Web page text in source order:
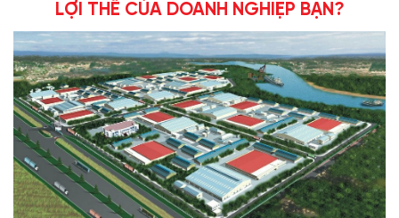
LỢI THẾ CỦA DOANH NGHIỆP BẠN?